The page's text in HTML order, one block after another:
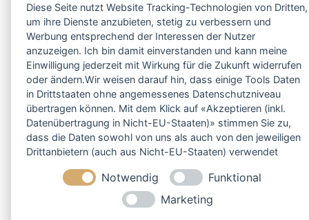
Diese Seite nutzt Website Tracking-Technologien von Dritten,
um ihre Dienste anzubieten, stetig zu verbessern und
Werbung entsprechend der Interessen der Nutzer
anzuzeigen. Ich bin damit einverstanden und kann meine
Einwilligung jederzeit mit Wirkung für die Zukunft widerrufen
oder ändern.Wir weisen darauf hin, dass einige Tools Daten
in Drittstaaten ohne angemessenes Datenschutzniveau
übertragen können. Mit dem Klick auf «Akzeptieren (inkl.
Datenübertragung in Nicht-EU-Staaten)» stimmen Sie zu,
dass die Daten sowohl von uns als auch von den jeweiligen
Drittanbietern (auch aus Nicht-EU-Staaten) verwendet
selbstverständlich jederzeit ändern.
Notwendig
Funktional
Marketing